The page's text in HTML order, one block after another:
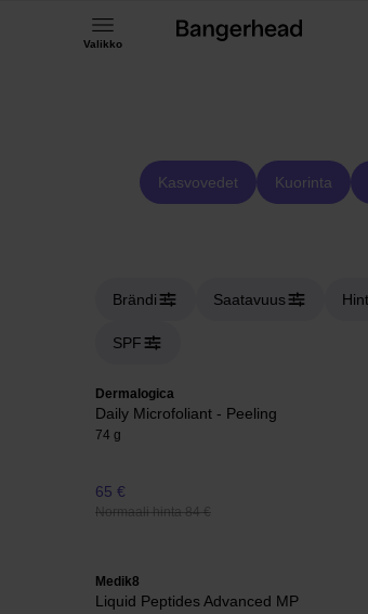
Valikko
Kasvovedet Kuorinta
Brändi Saatavuus
SPF
Dermalogica
Daily Microfoliant - Peeling
74 g
65 €
Normaali hinta 84 €
Medik8
Liquid Peptides Advanced MP